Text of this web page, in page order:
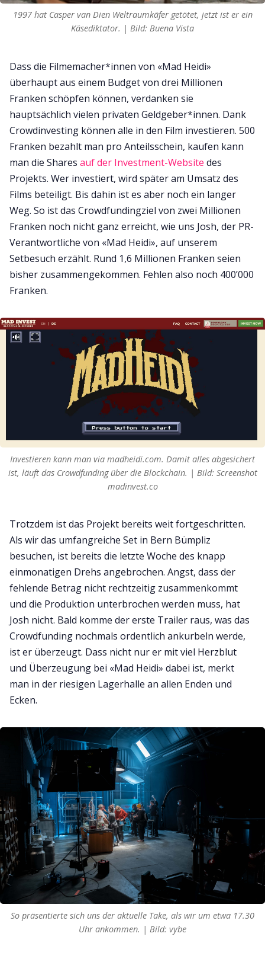
1997 hat Casper van Dien Weltraumkäfer getötet, jetzt ist er ein
Käsediktator. | Bild: Buena Vista
Dass die Filmemacher*innen von «Mad Heidi»
überhaupt aus einem Budget von drei Millionen
Franken schöpfen können, verdanken sie
hauptsächlich vielen privaten Geldgeber*innen. Dank
Crowdinvesting können alle in den Film investieren. 500
Franken bezahlt man pro Anteilsschein, kaufen kann
man die Shares auf der Investment-Website des
Projekts. Wer investiert, wird später am Umsatz des
Films beteiligt. Bis dahin ist es aber noch ein langer
Weg. So ist das Crowdfundingziel von zwei Millionen
Franken noch nicht ganz erreicht, wie uns Josh, der PR-
Verantwortliche von «Mad Heidi», auf unserem
Setbesuch erzählt. Rund 1,6 Millionen Franken seien
bisher zusammengekommen. Fehlen also noch 400’000
Franken.
Investieren kann man via madheidi.com. Damit alles abgesichert
ist, läuft das Crowdfunding über die Blockchain. | Bild: Screenshot
madinvest.co
Trotzdem ist das Projekt bereits weit fortgeschritten.
Als wir das umfangreiche Set in Bern Bümpliz
besuchen, ist bereits die letzte Woche des knapp
einmonatigen Drehs angebrochen. Angst, dass der
fehlende Betrag nicht rechtzeitig zusammenkommt
und die Produktion unterbrochen werden muss, hat
Josh nicht. Bald komme der erste Trailer raus, was das
Crowdfunding nochmals ordentlich ankurbeln werde,
ist er überzeugt. Dass nicht nur er mit viel Herzblut
und Überzeugung bei «Mad Heidi» dabei ist, merkt
man in der riesigen Lagerhalle an allen Enden und
Ecken.
So präsentierte sich uns der aktuelle Take, als wir um etwa 17.30
Uhr ankommen. | Bild: vybe